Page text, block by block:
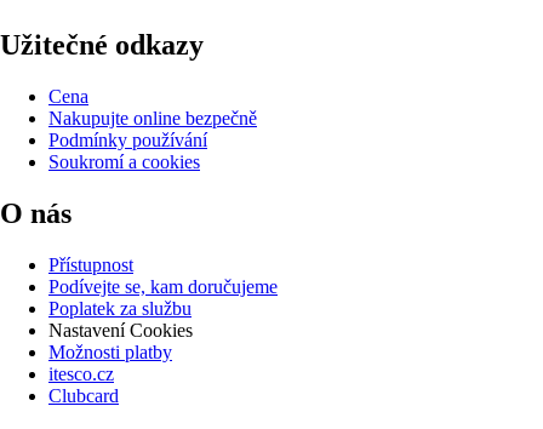
Užitečné odkazy
Cena
Nakupujte online bezpečně
Podmínky používání
Soukromí a cookies
O nás
Přístupnost
Podívejte se, kam doručujeme
Poplatek za službu
Nastavení Cookies
Možnosti platby
itesco.cz
Clubcard